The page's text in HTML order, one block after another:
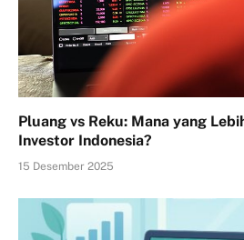
Pluang vs Reku: Mana yang
Investor Indonesia?
15 Desember 2025